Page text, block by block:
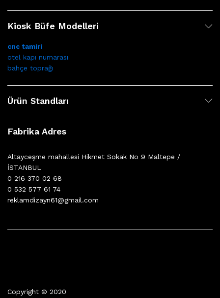
Kiosk Büfe Modelleri
cnc tamiri
otel kapı numarası
bahçe toprağı
Ürün Standları
Fabrika Adres
Altayceşme mahallesi Hikmet Sokak No 9 Maltepe /
İSTANBUL
0 216 370 02 68
0 532 577 61 74
reklamdizayn61@gmail.com
Copyright © 2020